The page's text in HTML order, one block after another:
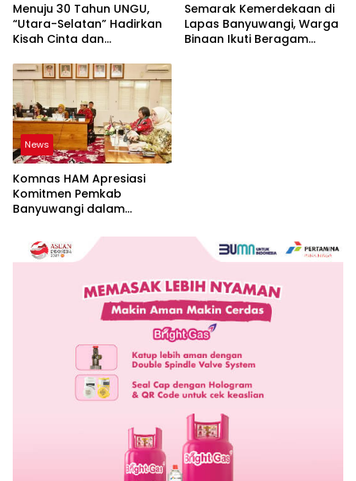
Menuju 30 Tahun UNGU,
“Utara-Selatan” Hadirkan
Kisah Cinta dan
Semarak Kemerdekaan di
Lapas Banyuwangi, Warga
Binaan Ikuti Beragam
News
Komnas HAM Apresiasi
Komitmen Pemkab
Banyuwangi dalam
Hak Asasi Manusia